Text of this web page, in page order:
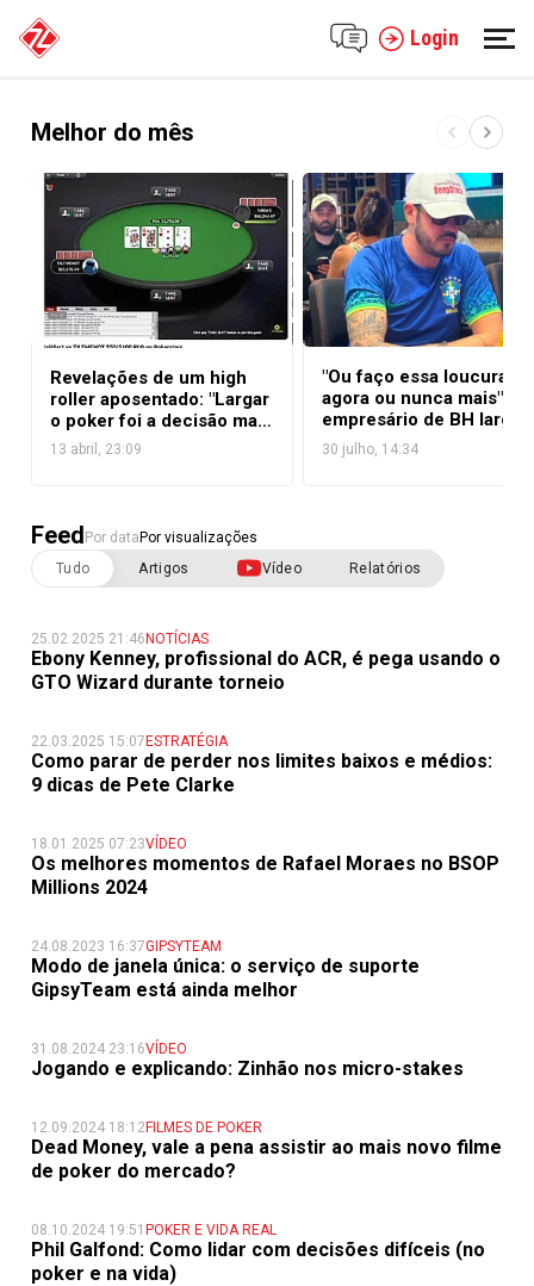
Login
Melhor do mês
Revelações de um high
roller aposentado: "Largar
o poker foi a decisão mais
lucrativa da minha vida"
13 abril, 23:09
"Ou faço essa loucura
agora ou nunca mais":
empresário de BH larga
rotina por 90 dias para
viver de poker em Las
30 julho, 14:34
Feed Por data Por visualizações
Tudo
Artigos Vídeo Relatórios
25.02.2025 21:46 NOTÍCIAS
Ebony Kenney, profissional do ACR, é pega usando o
GTO Wizard durante torneio
22.03.2025 15:07 ESTRATÉGIA
Como parar de perder nos limites baixos e médios:
9 dicas de Pete Clarke
18.01.2025 07:23VÍDEO
Os melhores momentos de Rafael Moraes no BSOP
Millions 2024
24.08.2023 16:37GIPSYTEAM
Modo de janela única: o serviço de suporte
GipsyTeam está ainda melhor
31.08.2024 23:16VÍDEO
Jogando e explicando: Zinhão nos micro-stakes
12.09.2024 18:12FILMES DE POKER
Dead Money, vale a pena assistir ao mais novo filme
de poker do mercado?
08.10.2024 19:51 POKER E VIDA REAL
Phil Galfond: Como lidar com decisões difíceis (no
poker e na vida)